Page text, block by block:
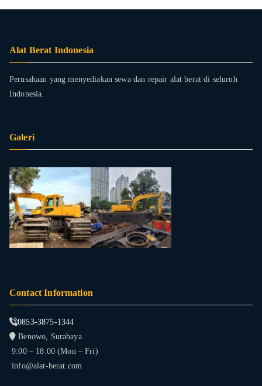
Alat Berat Indonesia
Perusahaan yang menyediakan sewa dan repair alat berat di seluruh
Indonesia.
Galeri
Contact Information
0853-3875-1344
Benowo, Surabaya
9:00 – 18:00 (Mon – Fri)
info@alat-berat.com